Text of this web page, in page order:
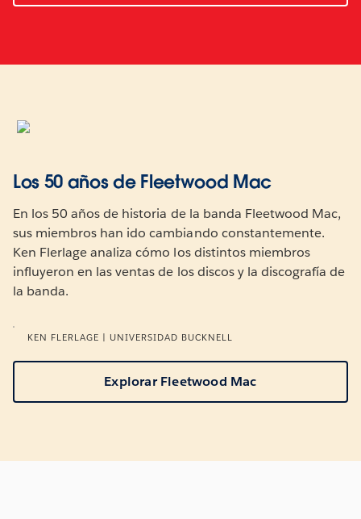
Los 50 años de Fleetwood Mac
En los 50 años de historia de la banda Fleetwood Mac,
sus miembros han ido cambiando constantemente.
Ken Flerlage analiza cómo los distintos miembros
influyeron en las ventas de los discos y la discografía de
la banda.
KEN FLERLAGE | UNIVERSIDAD BUCKNELL
Explorar Fleetwood Mac